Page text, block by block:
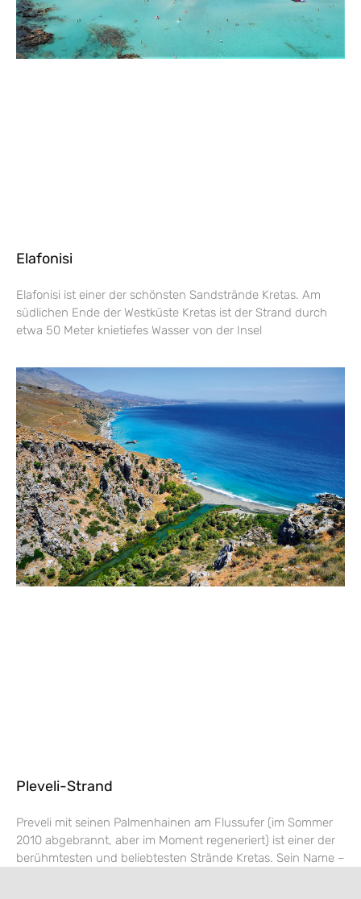
Elafonisi
Elafonisi ist einer der schönsten Sandstrände Kretas. Am
südlichen Ende der Westküste Kretas ist der Strand durch
etwa 50 Meter knietiefes Wasser von der Insel
Pleveli-Strand
Preveli mit seinen Palmenhainen am Flussufer (im Sommer
2010 abgebrannt, aber im Moment regeneriert) ist einer der
berühmtesten und beliebtesten Strände Kretas. Sein Name –